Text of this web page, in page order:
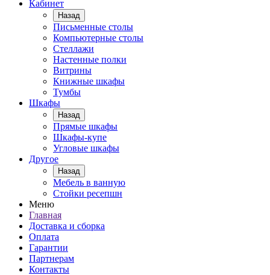
Кабинет
Назад
Письменные столы
Компьютерные столы
Стеллажи
Настенные полки
Витрины
Книжные шкафы
Тумбы
Шкафы
Назад
Прямые шкафы
Шкафы-купе
Угловые шкафы
Другое
Назад
Мебель в ванную
Стойки ресепшн
Меню
Главная
Доставка и сборка
Оплата
Гарантии
Партнерам
Контакты